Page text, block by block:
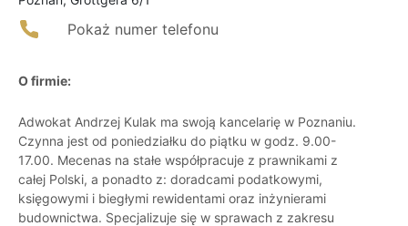
Pokaż numer telefonu
O firmie:
Adwokat Andrzej Kulak ma swoją kancelarię w Poznaniu.
Czynna jest od poniedziałku do piątku w godz. 9.00-
17.00. Mecenas na stałe współpracuje z prawnikami z
całej Polski, a ponadto z: doradcami podatkowymi,
księgowymi i biegłymi rewidentami oraz inżynierami
budownictwa. Specjalizuje się w sprawach z zakresu